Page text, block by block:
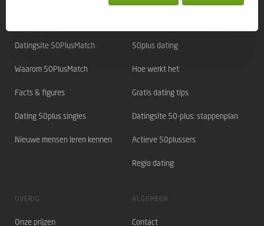
Datingsite 50PlusMatch
Waarom 50PlusMatch
Facts & figures
Dating 50plus singles
Nieuwe mensen leren kennen
50plus dating
Hoe werkt het
Gratis dating tips
Datingsite 50-plus: stappenplan
Actieve 50plussers
Regio dating
OVERIG
Onze prijzen
ALGEMEEN
Contact